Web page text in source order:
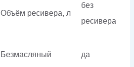
Объём ресивера, л
без
ресивера
Безмасляный да